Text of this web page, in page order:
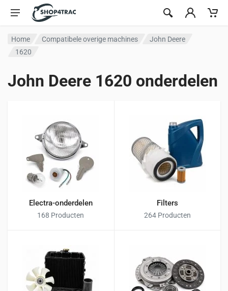
Ga naar inhoud
Home Compatibele overige machines
John Deere
1620
John Deere 1620 onderdelen
Electra-onderdelen
168 Producten
Filters
264 Producten